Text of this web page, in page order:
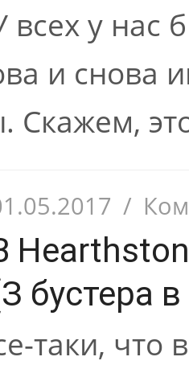
всех у нас
и снова
Скажем,
/
бустера
таки, что